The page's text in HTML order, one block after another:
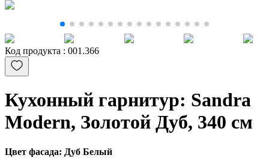
Код продукта : 001.366
Кухонный гарнитур: Sandra
Modern, Золотой Дуб, 340 см
Цвет фасада: Дуб Белый